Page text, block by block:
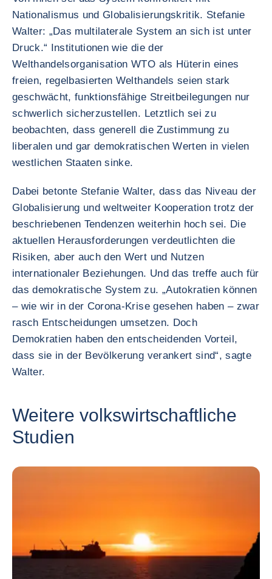
Nationalismus und Globalisierungskritik. Stefanie
Walter: „Das multilaterale System an sich ist unter
Druck.“ Institutionen wie die der
Welthandelsorganisation WTO als Hüterin eines
freien, regelbasierten Welthandels seien stark
geschwächt, funktionsfähige Streitbeilegungen nur
schwerlich sicherzustellen. Letztlich sei zu
beobachten, dass generell die Zustimmung zu
liberalen und gar demokratischen Werten in vielen
westlichen Staaten sinke.
Dabei betonte Stefanie Walter, dass das Niveau der
Globalisierung und weltweiter Kooperation trotz der
beschriebenen Tendenzen weiterhin hoch sei. Die
aktuellen Herausforderungen verdeutlichten die
Risiken, aber auch den Wert und Nutzen
internationaler Beziehungen. Und das treffe auch für
das demokratische System zu. „Autokratien können
– wie wir in der Corona-Krise gesehen haben – zwar
rasch Entscheidungen umsetzen. Doch
Demokratien haben den entscheidenden Vorteil,
dass sie in der Bevölkerung verankert sind“, sagte
Walter.
Weitere volkswirtschaftliche
Studien